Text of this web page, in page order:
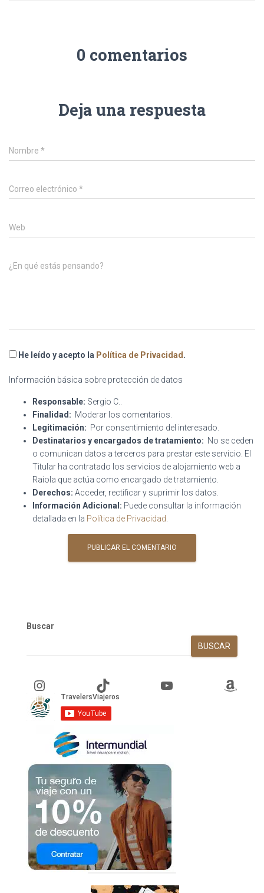
0 comentarios
Deja una respuesta
Nombre *
Correo electrónico *
Web
¿En qué estás pensando?
He leído y acepto la Política de Privacidad.
Información básica sobre protección de datos
Responsable: Sergio C..
Finalidad: Moderar los comentarios.
Legitimación: Por consentimiento del interesado.
Destinatarios y encargados de tratamiento: No se ceden
o comunican datos a terceros para prestar este servicio. El
Titular ha contratado los servicios de alojamiento web a
Raiola que actúa como encargado de tratamiento.
Derechos: Acceder, rectificar y suprimir los datos.
Información Adicional: Puede consultar la información
detallada en la Política de Privacidad
Buscar
BUSCAR
Instagram TikTok YouTube Amazon